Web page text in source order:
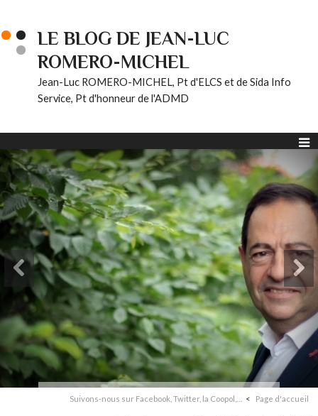
LE BLOG DE JEAN-LUC
ROMERO-MICHEL
Jean-Luc ROMERO-MICHEL, Pt d'ELCS et de Sida Info
Service, Pt d'honneur de l'ADMD
Suivons-nous sur Facebook, Twitter, la Coopol,… Page d'accueil